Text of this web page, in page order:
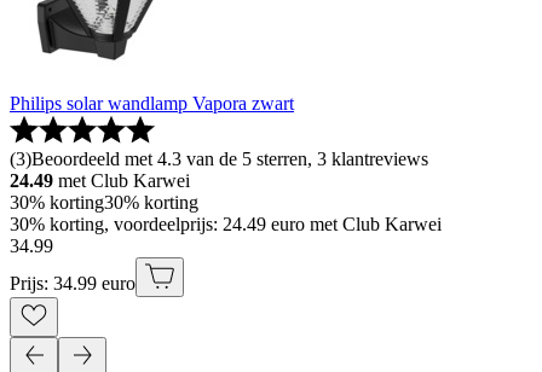
Philips solar wandlamp Vapora zwart
(3)Beoordeeld met 4.3 van de 5 sterren, 3 klantreviews
24.49 met Club Karwei
30% korting30% korting
30% korting, voordeelprijs: 24.49 euro met Club Karwei
34.99
Prijs: 34.99 euro